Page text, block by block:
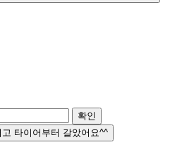
확인
타이어부터 갈았어요^^